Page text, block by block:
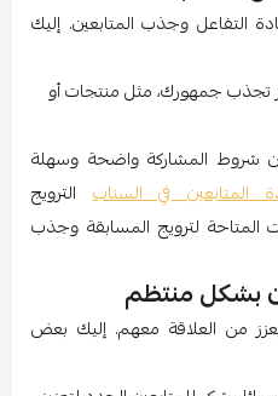
التفاعل وجذب المتابعين. إليك
تجذب جمهورك، مثل منتجات أو
المشاركة واضحة وسهلة
المتابعين في السنابالترويج
المتاحة لترويج المسابقة وجذب
من العلاقة معهم. إليك بعض